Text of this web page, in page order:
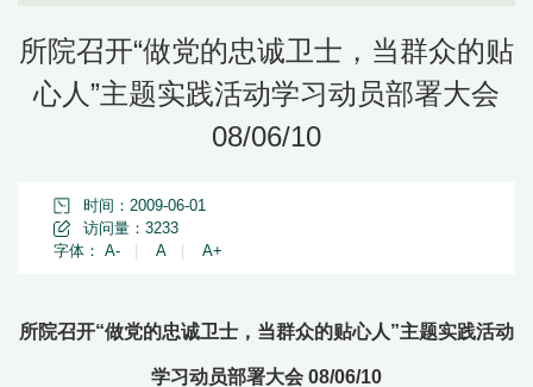
所院召开“做党的忠诚卫士，当群众的贴
心人”主题实践活动学习动员部署大会
08/06/10
时间：2009-06-01
访问量： 3233
字体： A- A A+
所院召开“做党的忠诚卫士，当群众的贴心人”主题实践活动
学习动员部署大会 08/06/10